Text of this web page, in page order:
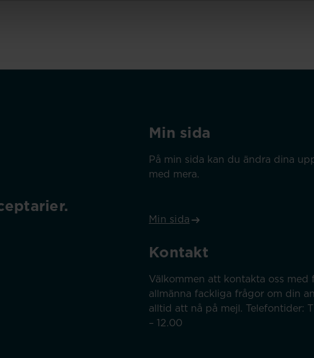
Min sida
På min sida kan du ändra dina
med mera.
Min sida
Kontakt
Välkommen att kontakta oss
allmänna fackliga frågor om din
alltid att nå på mejl. Telefontider:
– 12.00